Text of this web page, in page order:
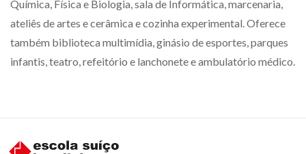
Química, Física e Biologia, sala de Informática, marcenaria,
ateliês de artes e cerâmica e cozinha experimental. Oferece
também biblioteca multimídia, ginásio de esportes, parques
infantis, teatro, refeitório e lanchonete e ambulatório médico.